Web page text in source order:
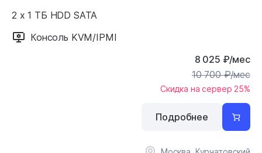
2 x 1 ТБ HDD SATA
Консоль KVM/IPMI
8 025 ₽/мес
10 700₽/мес
Скидка на сервер 25%
Подробнее